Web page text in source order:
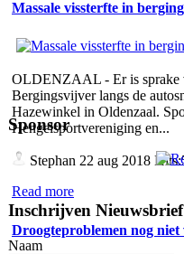
Massale vissterfte in
OLDENZAAL - Er is sprake
Bergingsvijver langs de
Hazewinkel in Oldenzaal.
Hengelsportvereniging en...
Stephan 22 aug 2018
Read more
Droogteproblemen nog
Sponsor
Inschrijven Nieuwsbrief
Naam